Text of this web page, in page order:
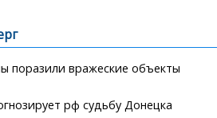
поразили вражеские объекты
рф судьбу Донецка